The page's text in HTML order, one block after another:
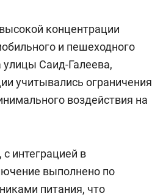
концентрации
и пешеходного
улицы Саид-Галеева,
учитывались ограничения
воздействия на
интеграцией в
выполнено по
питания, что